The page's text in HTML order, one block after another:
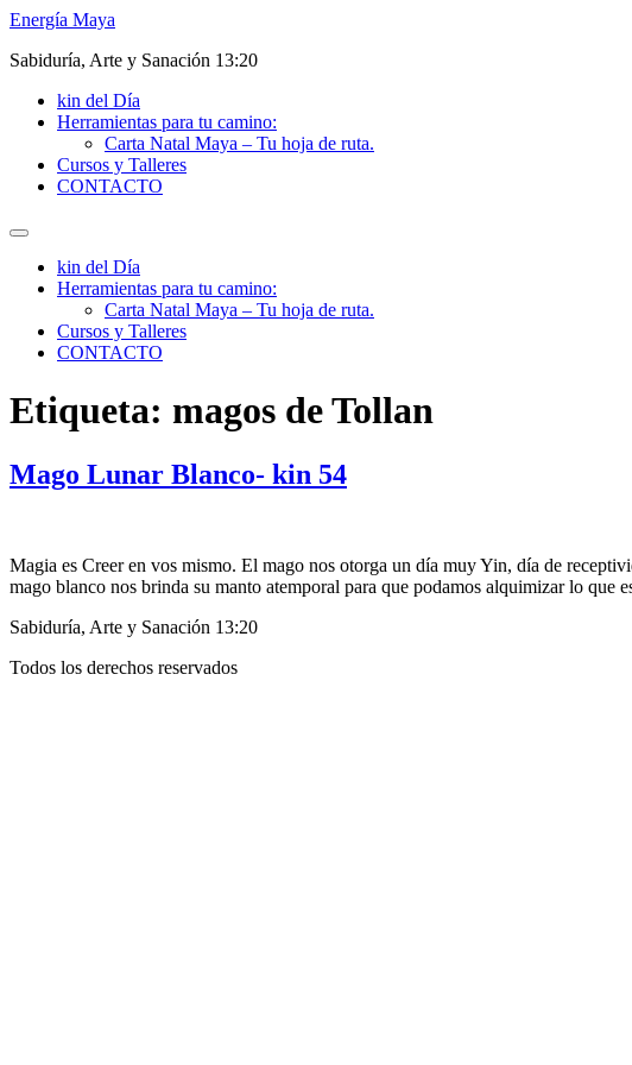
Energía Maya
Sabiduría, Arte y Sanación 13:20
kin del Día
Herramientas para tu camino:
Carta Natal Maya – Tu hoja de ruta.
Cursos y Talleres
CONTACTO
kin del Día
Herramientas para tu camino:
Carta Natal Maya – Tu hoja de ruta.
Cursos y Talleres
CONTACTO
Etiqueta: magos de Tollan
Mago Lunar Blanco- kin 54
Magia es Creer en vos mismo. El mago nos otorga un día muy Yin, día de
mago blanco nos brinda su manto atemporal para que podamos alquimizar lo que
Sabiduría, Arte y Sanación 13:20
Todos los derechos reservados